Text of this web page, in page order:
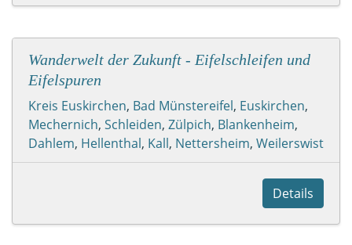
Wanderwelt der Zukunft - Eifelschleifen und
Eifelspuren
Kreis Euskirchen, Bad Münstereifel, Euskirchen,
Mechernich, Schleiden, Zülpich, Blankenheim,
Dahlem, Hellenthal, Kall, Nettersheim, Weilerswist
Details